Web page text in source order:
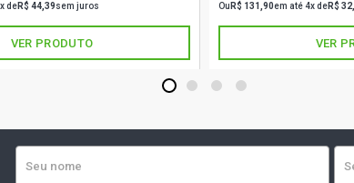
deR$ 44,39sem juros
VER PRODUTO
Ou R$ 131,90em até 4x deR$
VER
1 2 3 4